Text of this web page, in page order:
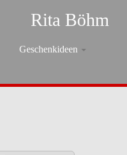
Rita Böhm
Geschenkideen